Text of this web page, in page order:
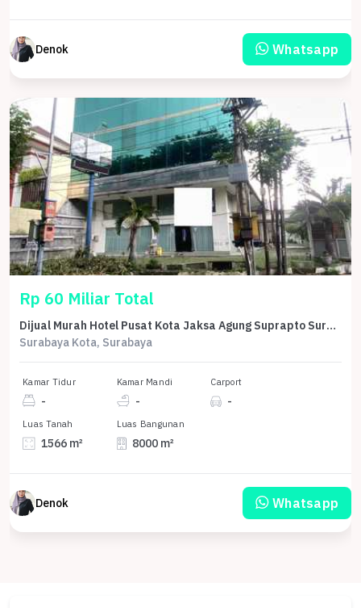
Denok Whatsapp
Rp 60 Miliar Total
Dijual Murah Hotel Pusat Kota Jaksa Agung Suprapto Surabaya
Surabaya Kota, Surabaya
Kamar Tidur
-
Kamar Mandi
-
Carport
-
Luas Tanah
1566 m²
Luas Bangunan
8000 m²
Denok Whatsapp